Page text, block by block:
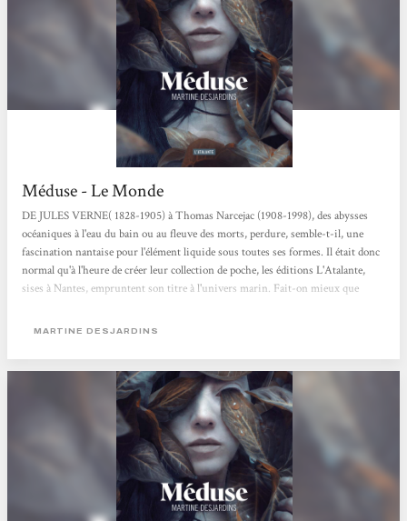
Méduse - Le Monde
DE JULES VERNE( 1828-1905) à Thomas Narcejac (1908-1998), des abysses
océaniques à l'eau du bain ou au fleuve des morts, perdure, semble-t-il, une
fascination nantaise pour l'élément liquide sous toutes ses formes. Il était donc
normal qu'à l'heure de créer leur collection de poche, les éditions L'Atalante,
sises à Nantes, empruntent son titre à l'univers marin. Fait-on mieux que
collection, extraordinaire roman de l'écrivaine québécoise Martine Desjardins,
MARTINE DESJARDINS